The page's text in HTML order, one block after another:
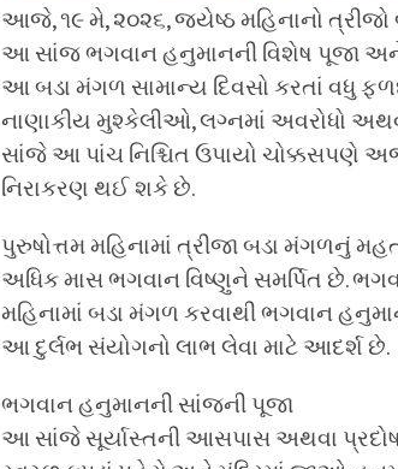
આજે, ૧૯ મે, ૨૦૨૬, જ્યેષ્ઠ મહિનાનો
આ સાંજ ભગવાન હનુમાનની વિશેષ પૂજા
આ બડા મંગળ સામાન્ય દિવસો કરતાં વધુ
નાણાકીય મુશ્કેલીઓ, લગ્નમાં અવરોધો
સાંજે આ પાંચ નિશ્ચિત ઉપાયો ચોક્કસપણે
નિરાકરણ થઈ શકે છે.
પુરુષોત્તમ મહિનામાં ત્રીજા બડા મંગળનું
અધિક માસ ભગવાન વિષ્ણુને સમર્પિત છે.
મહિનામાં બડા મંગળ કરવાથી ભગવાન
આ દુર્લભ સંયોગનો લાભ લેવા માટે આદર્શ છે.
ભગવાન હનુમાનની સાંજની પૂજા
આ સાંજે સૂર્યાસ્તની આસપાસ અથવા પ્રદોષ